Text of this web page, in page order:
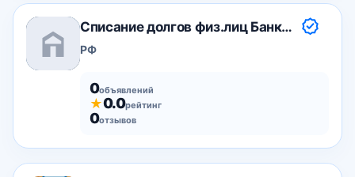
Списание долгов физ.лиц Банкротство
РФ
0объявлений
★0.0рейтинг
0отзывов